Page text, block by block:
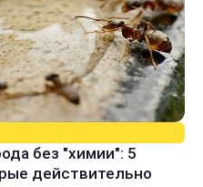
без "химии": 5
действительно